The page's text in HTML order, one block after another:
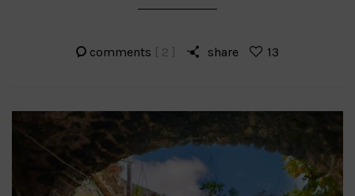
comments [ 2 ] share 13